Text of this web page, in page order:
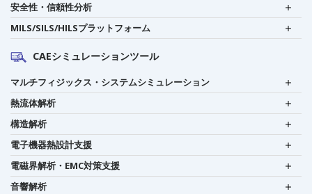
安全性・信頼性分析
MILS/SILS/HILSプラットフォーム
CAEシミュレーションツール
マルチフィジックス・システムシミュレーション
熱流体解析
構造解析
電子機器熱設計支援
電磁界解析・EMC対策支援
音響解析